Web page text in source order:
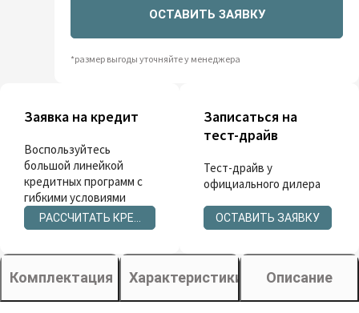
ОСТАВИТЬ ЗАЯВКУ
*размер выгоды уточняйте у менеджера
Заявка на кредит
Воспользуйтесь
большой линейкой
кредитных программ с
гибкими условиями
РАССЧИТАТЬ КРЕДИТ
Записаться на
тест-драйв
Тест-драйв у
официального дилера
ОСТАВИТЬ ЗАЯВКУ
Комплектация Характеристики Описание